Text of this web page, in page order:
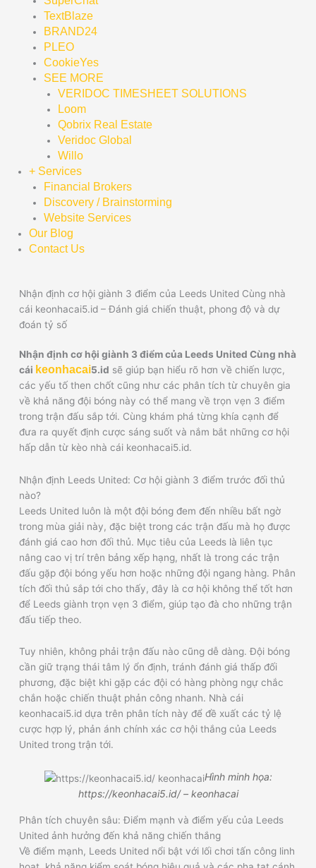
TextBlaze
BRAND24
PLEO
CookieYes
SEE MORE
VERIDOC TIMESHEET SOLUTIONS
Loom
Qobrix Real Estate
Veridoc Global
Willo
+ Services
Financial Brokers
Discovery / Brainstorming
Website Services
Our Blog
Contact Us
Nhận định cơ hội giành 3 điểm của Leeds United Cùng nhà
cái keonhacai5.id – Đánh giá chiến thuật, phong độ và dự
đoán tỷ số
Nhận định cơ hội giành 3 điểm của Leeds United Cùng nhà
cái keonhacai5.id sẽ giúp bạn hiểu rõ hơn về chiến lược,
các yếu tố then chốt cũng như các phân tích từ chuyên gia
về khả năng đội bóng này có thể mang về trọn vẹn 3 điểm
trong trận đấu sắp tới. Cùng khám phá từng khía cạnh để
đưa ra quyết định cược sáng suốt và nắm bắt những cơ hội
hấp dẫn từ kèo nhà cái keonhacai5.id.
Nhận định Leeds United: Cơ hội giành 3 điểm trước đối thủ
nào?
Leeds United luôn là một đội bóng đem đến nhiều bất ngờ
trong mùa giải này, đặc biệt trong các trận đấu mà họ được
đánh giá cao hơn đối thủ. Mục tiêu của Leeds là liên tục
nâng cao vị trí trên bảng xếp hạng, nhất là trong các trận
đấu gặp đội bóng yếu hơn hoặc những đội ngang hàng. Phân
tích đối thủ sắp tới cho thấy, đây là cơ hội không thể tốt hơn
để Leeds giành trọn vẹn 3 điểm, giúp tạo đà cho những trận
đấu tiếp theo.
Tuy nhiên, không phải trận đấu nào cũng dễ dàng. Đội bóng
cần giữ trạng thái tâm lý ổn định, tránh đánh giá thấp đối
phương, đặc biệt khi gặp các đội có hàng phòng ngự chắc
chắn hoặc chiến thuật phản công nhanh. Nhà cái
keonhacai5.id dựa trên phân tích này để đề xuất các tỷ lệ
cược hợp lý, phản ánh chính xác cơ hội thắng của Leeds
United trong trận tới.
Hình minh họa:
https://keonhacai5.id/ – keonhacai
Phân tích chuyên sâu: Điểm mạnh và điểm yếu của Leeds
United ảnh hưởng đến khả năng chiến thắng
Về điểm mạnh, Leeds United nổi bật với lối chơi tấn công linh